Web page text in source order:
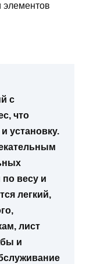
элементов
с
что
установку.
по весу и
легкий,
лист
и